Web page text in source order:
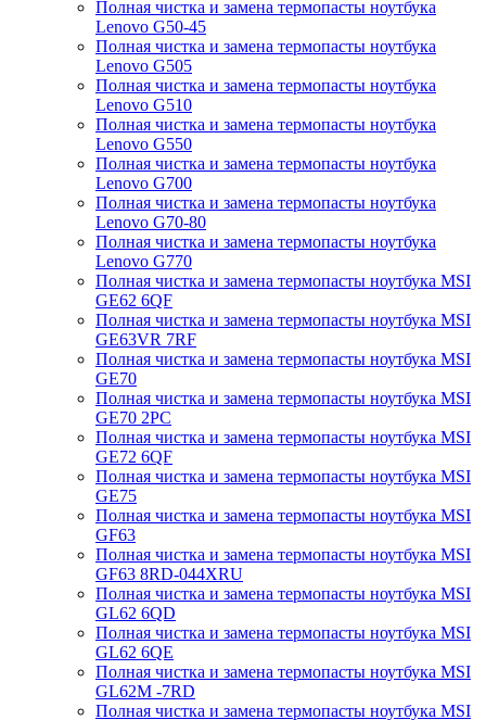
Полная чистка и замена термопасты ноутбука
Lenovo G50-45
Полная чистка и замена термопасты ноутбука
Lenovo G505
Полная чистка и замена термопасты ноутбука
Lenovo G510
Полная чистка и замена термопасты ноутбука
Lenovo G550
Полная чистка и замена термопасты ноутбука
Lenovo G700
Полная чистка и замена термопасты ноутбука
Lenovo G70-80
Полная чистка и замена термопасты ноутбука
Lenovo G770
Полная чистка и замена термопасты ноутбука MSI
GE62 6QF
Полная чистка и замена термопасты ноутбука MSI
GE63VR 7RF
Полная чистка и замена термопасты ноутбука MSI
GE70
Полная чистка и замена термопасты ноутбука MSI
GE70 2PC
Полная чистка и замена термопасты ноутбука MSI
GE72 6QF
Полная чистка и замена термопасты ноутбука MSI
GE75
Полная чистка и замена термопасты ноутбука MSI
GF63
Полная чистка и замена термопасты ноутбука MSI
GF63 8RD-044XRU
Полная чистка и замена термопасты ноутбука MSI
GL62 6QD
Полная чистка и замена термопасты ноутбука MSI
GL62 6QE
Полная чистка и замена термопасты ноутбука MSI
GL62M -7RD
Полная чистка и замена термопасты ноутбука MSI